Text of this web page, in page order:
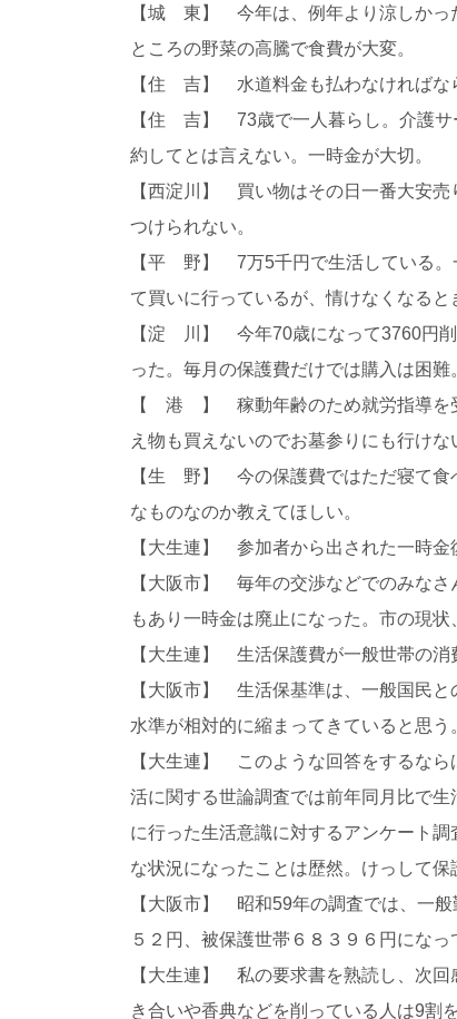
【城 東】 今年は、例年より涼しかっ
ところの野菜の高騰で食費が大変。
【住 吉】 水道料金も払わなければな
【住 吉】 73歳で一人暮らし。介護サ
約してとは言えない。一時金が大切。
【西淀川】 買い物はその日一番大安
つけられない。
【平 野】 7万5千円で生活している。
て買いに行っているが、情けなくなると
【淀 川】 今年70歳になって3760円削
った。毎月の保護費だけでは購入は困
【 港 】 稼動年齢のため就労指導を受
え物も買えないのでお墓参りにも行け
【生 野】 今の保護費ではただ寝て食
なものなのか教えてほしい。
【大生連】 参加者から出された一時金
【大阪市】 毎年の交渉などでのみな
もあり一時金は廃止になった。市の現
【大生連】 生活保護費が一般世帯の消
【大阪市】 生活保基準は、一般国民
水準が相対的に縮まってきていると思う
【大生連】 このような回答をするな
活に関する世論調査では前年同月比で
に行った生活意識に対するアンケート
な状況になったことは歴然。けっして保
【大阪市】 昭和59年の調査では、一
５２円、被保護世帯６８３９６円になっ
【大生連】 私の要求書を熟読し、次
き合いや香典などを削っている人は9割